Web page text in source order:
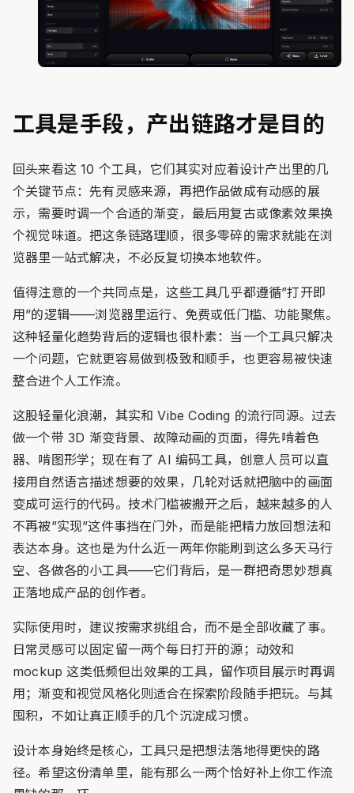
工具是手段，产出链路才是目的
回头来看这 10 个工具，它们其实对应着设计产出里的几
个关键节点：先有灵感来源，再把作品做成有动感的展
示，需要时调一个合适的渐变，最后用复古或像素效果换
个视觉味道。把这条链路理顺，很多零碎的需求就能在浏
览器里一站式解决，不必反复切换本地软件。
值得注意的一个共同点是，这些工具几乎都遵循”打开即
用”的逻辑——浏览器里运行、免费或低门槛、功能聚焦。
这种轻量化趋势背后的逻辑也很朴素：当一个工具只解决
一个问题，它就更容易做到极致和顺手，也更容易被快速
整合进个人工作流。
这股轻量化浪潮，其实和 Vibe Coding 的流行同源。过去
做一个带 3D 渐变背景、故障动画的页面，得先啃着色
器、啃图形学；现在有了 AI 编码工具，创意人员可以直
接用自然语言描述想要的效果，几轮对话就把脑中的画面
变成可运行的代码。技术门槛被搬开之后，越来越多的人
不再被”实现”这件事挡在门外，而是能把精力放回想法和
表达本身。这也是为什么近一两年你能刷到这么多天马行
空、各做各的小工具——它们背后，是一群把奇思妙想真
正落地成产品的创作者。
实际使用时，建议按需求挑组合，而不是全部收藏了事。
日常灵感可以固定留一两个每日打开的源；动效和
mockup 这类低频但出效果的工具，留作项目展示时再调
用；渐变和视觉风格化则适合在探索阶段随手把玩。与其
囤积，不如让真正顺手的几个沉淀成习惯。
设计本身始终是核心，工具只是把想法落地得更快的路
径。希望这份清单里，能有那么一两个恰好补上你工作流